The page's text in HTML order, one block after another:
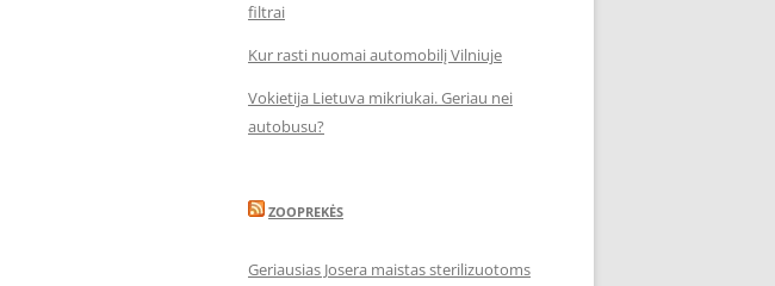
filtrai
Kur rasti nuomai automobilį Vilniuje
Vokietija Lietuva mikriukai. Geriau nei
autobusu?
ZOOPREKĖS
Geriausias Josera maistas sterilizuotoms